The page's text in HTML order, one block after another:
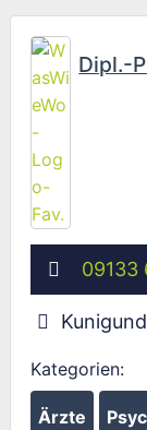
Dipl.-
09133
Kategorien:
Ärzte